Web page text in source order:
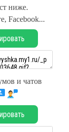
ниже.
Facebook...
и чатов